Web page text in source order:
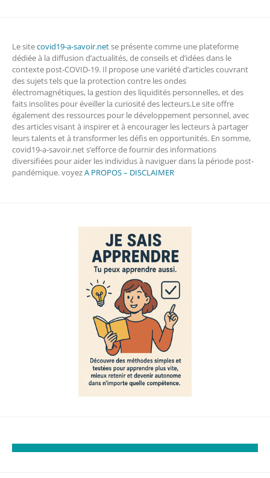
Le sitecovid19-a-savoir.netse présente comme une plateforme
dédiée à la diffusion d’actualités, de conseils et d’idées dans le
contexte post-COVID-19. Il propose une variété d’articles couvrant
des sujets tels que la protection contre les ondes
électromagnétiques, la gestion des liquidités personnelles, et des
faits insolites pour éveiller la curiosité des lecteurs.Le site offre
également des ressources pour le développement personnel, avec
des articles visant à inspirer et à encourager les lecteurs à partager
leurs talents et à transformer les défis en opportunités. En somme,
covid19-a-savoir.net s’efforce de fournir des informations
diversifiées pour aider les individus à naviguer dans la période post-
pandémique. voyezA PROPOS – DISCLAIMER